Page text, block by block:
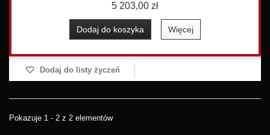
5 203,00 zł
Dodaj do koszyka Więcej
Dodaj do listy życzeń
Pokazuje 1 - 2 z 2 elementów